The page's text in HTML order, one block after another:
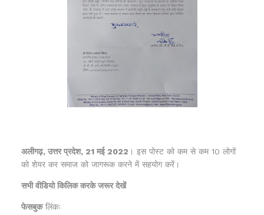
अलीगढ़, उत्तर प्रदेश, 21 मई 2022 । इस पोस्ट को कम से कम 10 लोगों
को शेयर कर समाज को जागरूक करने में सहयोग करें।
सभी वीडियो किलिक करके जरूर देखें
फेसबुकलिंकः